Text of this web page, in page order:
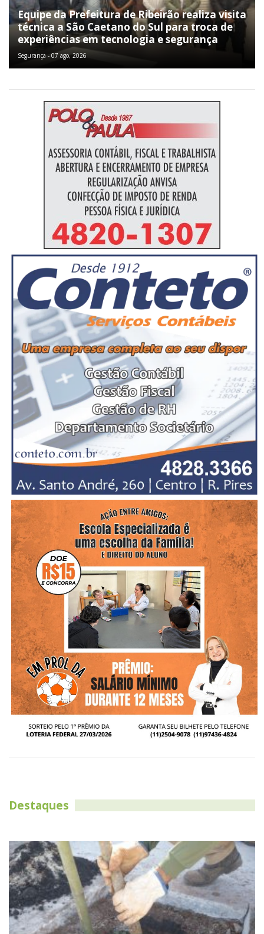
Equipe da Prefeitura de Ribeirão realiza visita
técnica a São Caetano do Sul para troca de
experiências em tecnologia e segurança
Segurança - 07 ago, 2026
Destaques